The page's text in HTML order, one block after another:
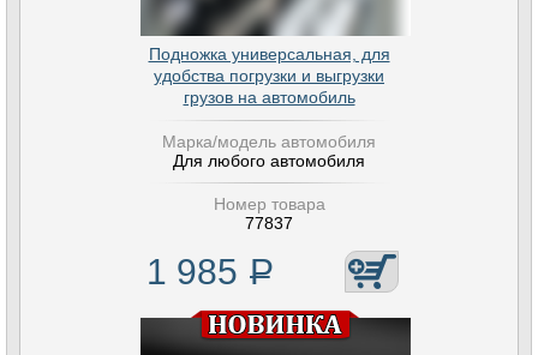
Подножка универсальная, для
удобства погрузки и выгрузки
грузов на автомобиль
Марка/модель автомобиля
Для любого автомобиля
Номер товара
77837
1 985 Р